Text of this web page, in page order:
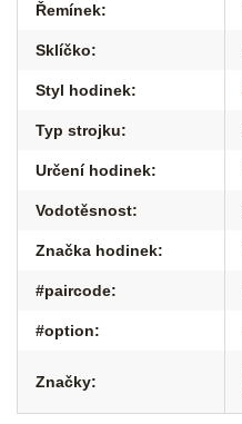
Řemínek:
Sklíčko:
Styl hodinek:
Typ strojku:
Určení hodinek:
Vodotěsnost:
Značka hodinek:
#paircode:
#option:
Značky: